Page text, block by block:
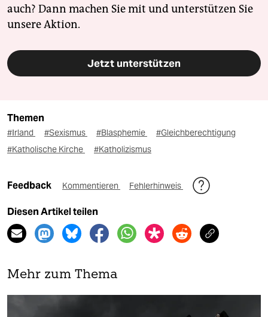
auch? Dann machen Sie mit und unterstützen Sie
unsere Aktion.
Jetzt unterstützen
Themen
#Irland #Sexismus #Blasphemie
#Gleichberechtigung
#Katholische Kirche
#Katholizismus
Feedback Kommentieren Fehlerhinweis
Diesen Artikel teilen
Mehr zum Thema